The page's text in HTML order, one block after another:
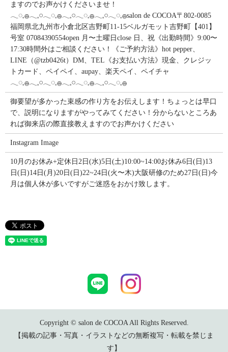
ますのでお声かけくださいませ！
𓂃◌𓈒𓐍𓂃𓈒𓏸𓂃◌𓈒𓐍𓂃𓈒𓏸𓂃◌𓈒𓐍𓂃𓈒𓏸𓂃◌𓈒𓐍salon de COCOA〒802-0085
福岡県北九州市小倉北区吉野町11-15ベルガモット吉野町【401】
号室︎ 07084390554open 月〜土曜日close 日、祝《出勤時間》9:00〜
17:30時間外はご相談ください！《ご予約方法》hot pepper、
LINE（@tzb0426t）DM、TEL《お支払い方法》現金、クレジッ
トカード、ペイペイ、aupay、楽天ペイ、ペイチャ
𓂃◌𓈒𓐍𓂃𓈒𓏸𓂃◌𓈒𓐍𓂃𓈒𓏸𓂃◌𓈒𓐍𓂃𓈒𓏸𓂃◌𓈒𓐍
御要望が多かった束感の作り方をお伝えします！ちょっとは早口
で、説明になりますがやってみてください！分からないところあ
れば御来店の際直接教えますのでお声かけください
Instagram Image
10月のお休み+定休日2日(水)5日(土)10:00~14:00お休み6日(日)13
日(日)14日(月)20日(日)22~24日(火〜木)大阪研修のため27日(日)今
月は個人休が多いですがご迷惑をおかけ致します。
Copyright © salon de COCOA All Rights Reserved.
【掲載の記事・写真・イラストなどの無断複写・転載を禁じま
す】